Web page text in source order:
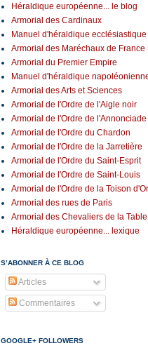
Héraldique européenne... le blog
Armorial des Cardinaux
Manuel d'héraldique ecclésiastique
Armorial des Maréchaux de France
Armorial du Premier Empire
Manuel d'héraldique
Armorial des Arts et Sciences
Armorial de l'Ordre de l'Aigle noir
Armorial de l'Ordre de l'Annonciade
Armorial de l'Ordre du Chardon
Armorial de l'Ordre de la Jarretière
Armorial de l'Ordre du Saint-Esprit
Armorial de l'Ordre de Saint-Louis
Armorial de l'Ordre de la Toison d'Or
Armorial des rues de Paris
Armorial des Chevaliers de la
Héraldique européenne... lexique
S’ABONNER À CE BLOG
Articles
Commentaires
GOOGLE+ FOLLOWERS